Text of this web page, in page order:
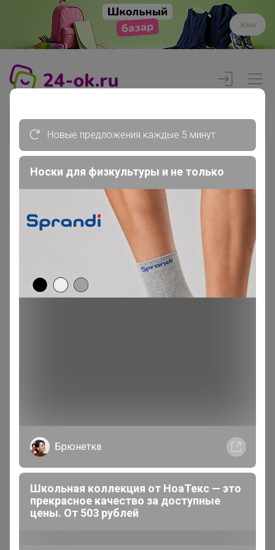
Жми
Войти
Зарегистрироваться
Новые предложения каждые 5 минут
Носки для физкультуры и не только
Брюнетка
Школьная коллекция от НоаТекс — это
прекрасное качество за доступные
цены. От 503 рублей